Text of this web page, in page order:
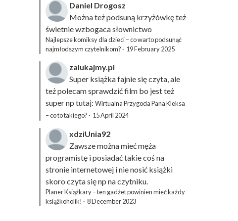
Daniel Drogosz
Można też podsuną krzyżówkęteż
świetnie wzbogaca słownictwo
Najlepsze komiksy dla dzieci – co warto podsunąć
najmłodszym czytelnikom? · 19 February 2025
zalukajmy.pl
Super książka fajnie się czyta, ale
też polecam sprawdzić film bo jest też
super np tutaj: Wirtualna Przygoda Pana Kleksa
– co to takiego? · 15 April 2024
xdziUnia92
Zawsze można mieć męża
programistę i posiadać takie coś na
stronie internetowej i nie nosić książki
skoro czyta się np na czytniku.
Planer Książkary – ten gadżet powinien mieć każdy
książkoholik! · 8 December 2023